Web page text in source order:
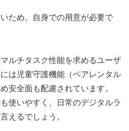
ため、自身での用意が必要で
ルチタスク性能を求めるユーザ
は児童守護機能（ペアレンタル
安全面も配慮されています。
使いやすく、日常のデジタルラ
えるでしょう。